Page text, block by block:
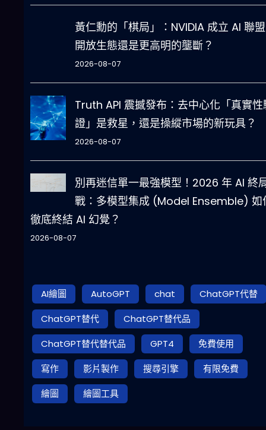
黃仁勳的「棋局」：NVIDIA 成立 AI 聯
開放生態還是更高明的壟斷？
2026-08-07
Truth API 震撼發布：去中心化「真實性
證」是救星，還是操縱市場的新玩具？
2026-08-07
別再迷信單一最強模型！2026 年 AI 終
戰：多模型集成 (Model Ensemble) 如
徹底終結 AI 幻覺？
2026-08-07
AI繪圖 AutoGPT chat
ChatGPT代替
ChatGPT替代
ChatGPT替代品
ChatGPT替代替代品
GPT4
免費使用
寫作
影片製作 搜尋引擎
有限免費
繪圖
繪圖工具